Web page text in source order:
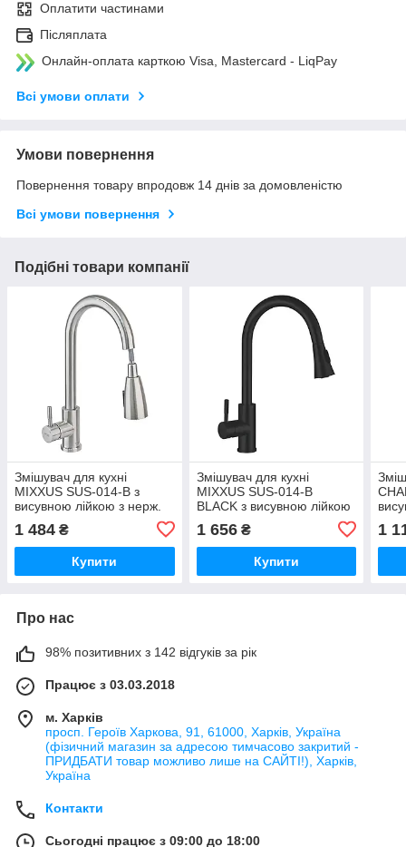
Оплатити частинами
Післяплата
Онлайн-оплата карткою Visa, Mastercard - LiqPay
Всі умови оплати
Умови повернення
Повернення товару впродовж 14 днів за домовленістю
Всі умови повернення
Подібні товари компанії
Змішувач для кухні
MIXXUS SUS-014-B з
висувною лійкою з нерж.
сталі SUS304 (Колір нерж)
(SS0023)
1 484 ₴
Купити
Змішувач для кухні
MIXXUS SUS-014-B
BLACK з висувною лійкою
(Колір чорний) (MI5862)
1 656₴
Купити
1
Про нас
98% позитивних з 142 відгуків за рік
Працює з 03.03.2018
м. Харків
просп. Героїв Харкова, 91, 61000, Харків, Україна
(фізичний магазин за адресою тимчасово закритий -
ПРИДБАТИ товар можливо лише на САЙТІ!), Харків,
Україна
Контакти
Сьогодні працює з 09:00 до 18:00